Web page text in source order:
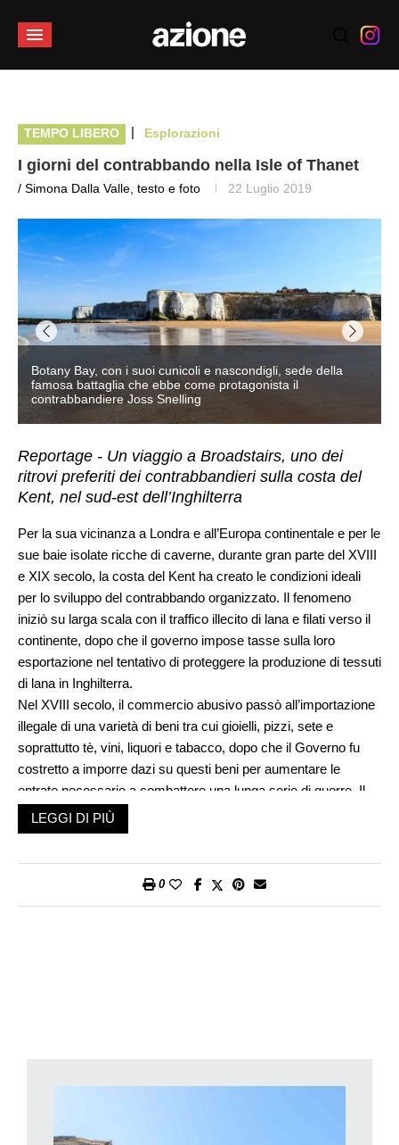
TEMPO LIBERO | Esplorazioni
I giorni del contrabbando nella Isle of Thanet
/ Simona Dalla Valle, testo e foto 22 Luglio 2019
sede della
il
Reportage - Un viaggio a Broadstairs, uno dei
ritrovi preferiti dei contrabbandieri sulla costa del
Kent, nel sud-est dell’Inghilterra
Per la sua vicinanza a Londra e all’Europa continentale e per le
sue baie isolate ricche di caverne, durante gran parte del XVIII
e XIX secolo, la costa del Kent ha creato le condizioni ideali
per lo sviluppo del contrabbando organizzato. Il fenomeno
iniziò su larga scala con il traffico illecito di lana e filati verso il
continente, dopo che il governo impose tasse sulla loro
esportazione nel tentativo di proteggere la produzione di tessuti
di lana in Inghilterra.
Nel XVIII secolo, il commercio abusivo passò all’importazione
illegale di una varietà di beni tra cui gioielli, pizzi, sete e
soprattutto tè, vini, liquori e tabacco, dopo che il Governo fu
costretto a imporre dazi su questi beni per aumentare le
entrate necessarie a combattere una lunga serie di guerre. Il
contrabbando rimase al suo apice per un lungo periodo che
rientra tra il 1700 e il 1840; si stima che nel 1773, 15mila
fosse una media giornaliera di 1500 galloni di gin, 450 galloni di
pattugliava da solo ma poteva, in linea di principio, chiedere
prendere ordini da un uomo delle entrate, di fatto riducendo
LEGGI DI PIÙ
0